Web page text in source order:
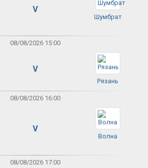
V
Шумбрат
08/08/2026 15:00
V
Рязань
08/08/2026 16:00
V
Волна
08/08/2026 17:00